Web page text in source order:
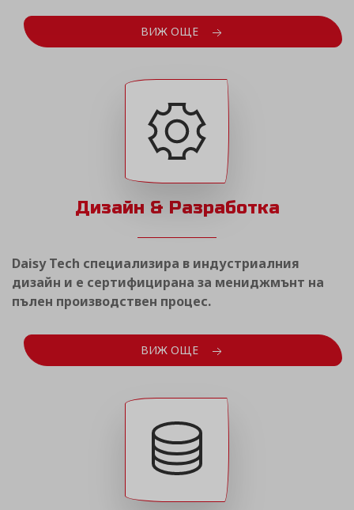
ВИЖ ОЩЕ
Дизайн & Разработка
Daisy Tech специализира в индустриалния
дизайн и е сертифицирана за мениджмънт на
пълен производствен процес.
ВИЖ ОЩЕ